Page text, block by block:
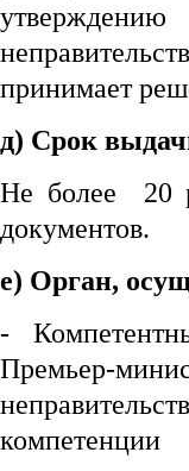
принимает
д) Срок
Не более 20
документов.
е) Орган,
-
Премьер-